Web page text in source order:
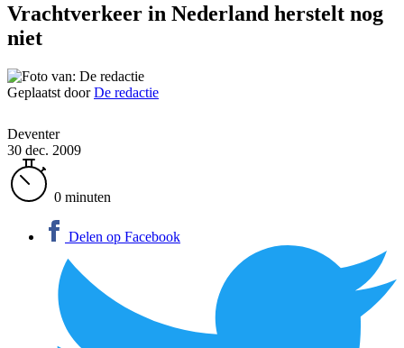
Vrachtverkeer in Nederland herstelt nog
niet
Geplaatst doorDe redactie
Deventer
30 dec. 2009
0 minuten
Delen op Facebook